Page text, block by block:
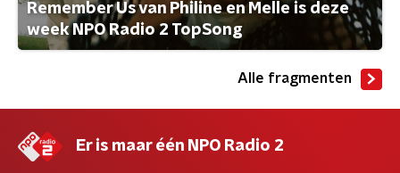
Remember Us van Philine en Melle is deze
week NPO Radio 2 TopSong
Alle fragmenten
Er is maar één NPO Radio 2